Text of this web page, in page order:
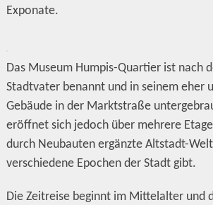
Exponate.
Das Museum Humpis-Quartier ist nach
Stadtvater benannt und in seinem eher
Gebäude in der Marktstraße
eröffnet sich jedoch über mehrere
durch Neubauten ergänzte Altstadt-
verschiedene Epochen der Stadt gibt.
Die Zeitreise beginnt im Mittelalter und